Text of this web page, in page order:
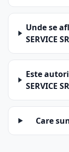
Unde se
SERVICE
Este
SERVICE
Care